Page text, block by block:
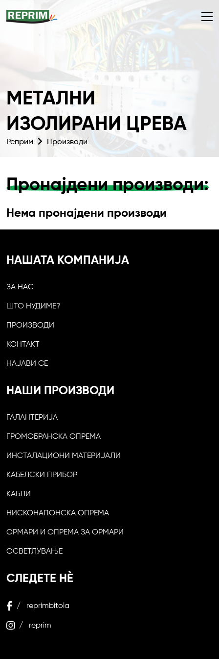
МЕТАЛНИ
ИЗОЛИРАНИ ЦРЕВА
Реприм Производи
Пронајдени производи:
Нема пронајдени производи
НАШАТА КОМПАНИЈА
ЗА НАС
ШТО НУДИМЕ?
ПРОИЗВОДИ
КОНТАКТ
НАЈАВИ СЕ
НАШИ ПРОИЗВОДИ
ГАЛАНТЕРИЈА
ГРОМОБРАНСКА ОПРЕМА
ИНСТАЛАЦИОНИ МАТЕРИЈАЛИ
КАБЕЛСКИ ПРИБОР
КАБЛИ
НИСКОНАПОНСКА ОПРЕМА
ОРМАРИ И ОПРЕМА ЗА ОРМАРИ
ОСВЕТЛУВАЊЕ
СЛЕДЕТЕ НЀ
/ reprimbitola
/ reprim